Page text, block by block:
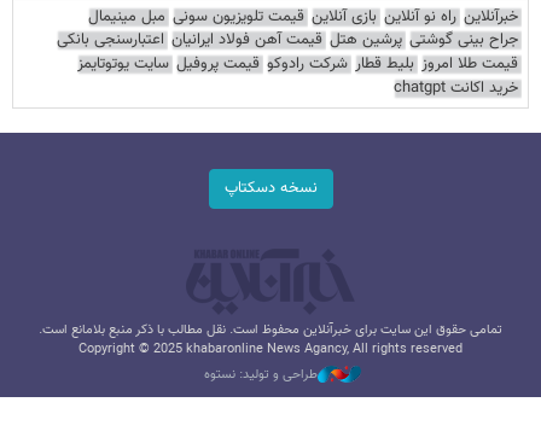
خبرآنلاین راه نو آنلاین بازی آنلاین قیمت تلویزیون سونی مبل مینیمال
جراح بینی گوشتی پرشین هتل قیمت آهن فولاد ایرانیان اعتبارسنجی بانکی
قیمت طلا امروز بلیط قطار شرکت رادوکو قیمت پروفیل سایت یوتوتایمز
خرید اکانت chatgpt
نسخه دسکتاپ
تمامی حقوق این سایت برای خبرآنلاین محفوظ است. نقل مطالب با ذکر منبع بلامانع است.
Copyright © 2025 khabaronline News Agancy, All rights reserved
طراحی و تولید: نستوه